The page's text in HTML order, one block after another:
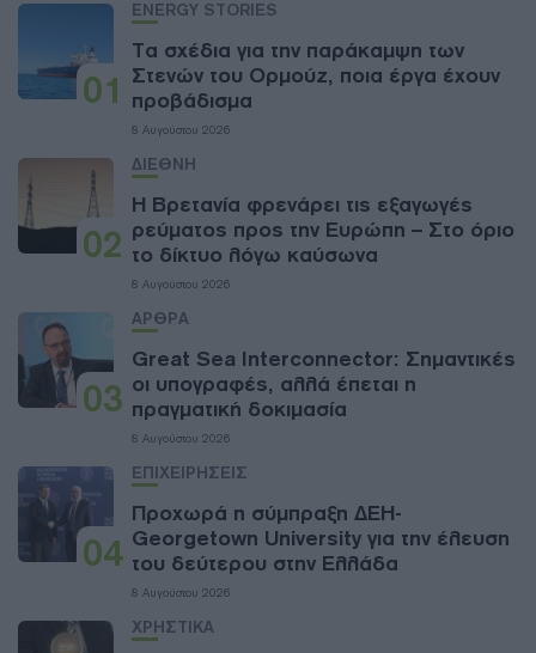
01
ENERGY STORIES
Τα σχέδια για την παράκαμψη των
Στενών του Ορμούζ, ποια έργα έχουν
προβάδισμα
8 Αυγούστου 2026
02
ΔΙΕΘΝΗ
Η Βρετανία φρενάρει τις εξαγωγές
ρεύματος προς την Ευρώπη – Στο όριο
το δίκτυο λόγω καύσωνα
8 Αυγούστου 2026
03
ΑΡΘΡΑ
Great Sea Interconnector: Σημαντικές
οι υπογραφές, αλλά έπεται η
πραγματική δοκιμασία
8 Αυγούστου 2026
04
ΕΠΙΧΕΙΡΗΣΕΙΣ
Προχωρά η σύμπραξη ΔΕΗ-
Georgetown University για την έλευση
του δεύτερου στην Ελλάδα
8 Αυγούστου 2026
ΧΡΗΣΤΙΚΑ